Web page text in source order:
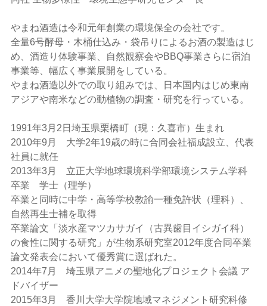
やまね酒造は令和元年創業の環境保全の会社です。
全量6号酵母・木桶仕込み・袋吊りによるお酒の製造はじ
め、酒造り体験事業、自然観察会やBBQ事業さらに宿泊
事業等、幅広く事業展開をしている。
やまね酒造以外での取り組みでは、日本国内はじめ東南
アジアや南米などの動植物の調査・研究を行っている。
1991年3月2日埼玉県栗橋町（現：久喜市）生まれ
2010年9月 大学2年19歳の時に合同会社福成設立、代表
社員に就任
2013年3月 立正大学地球環境科学部環境システム学科
卒業 学士（理学）
卒業と同時に中学・高等学校教諭一種免許状（理科）、
自然再生士補を取得
卒業論文「淡水産マツカサガイ（古異歯目イシガイ科）
の食性に関する研究」が生物系研究室2012年度合同卒業
論文発表会において優秀賞に選ばれた。
2014年7月 埼玉県アニメの聖地化プロジェクト会議 ア
ドバイザー
2015年3月 香川大学大学院地域マネジメント研究科修